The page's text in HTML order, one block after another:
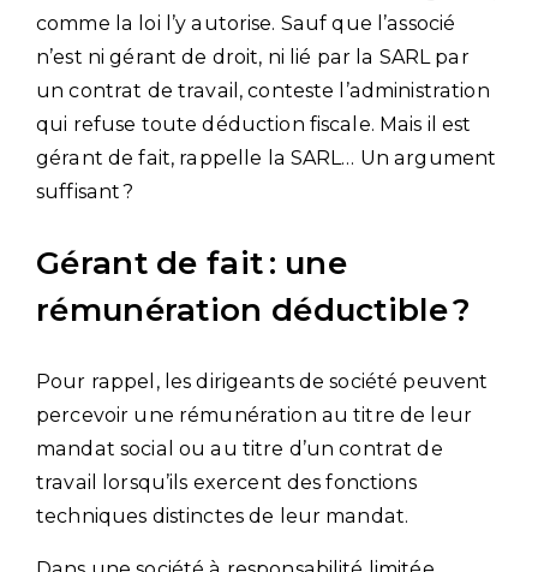
comme la loi l’y autorise. Sauf que l’associé
n’est ni gérant de droit, ni lié par la SARL par
un contrat de travail, conteste l’administration
qui refuse toute déduction fiscale. Mais il est
gérant de fait, rappelle la SARL… Un argument
suffisant ?
Gérant de fait : une
rémunération déductible ?
Pour rappel, les dirigeants de société peuvent
percevoir une rémunération au titre de leur
mandat social ou au titre d’un contrat de
travail lorsqu’ils exercent des fonctions
techniques distinctes de leur mandat.